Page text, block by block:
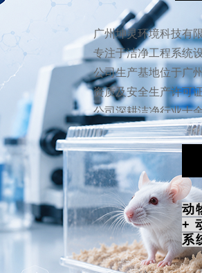
动
+
系
广州坤灵环境科技有
专注于洁净工程系统
公司生产基地位于广
资质及安全生产许可
公司深耕洁净行业十
病理科及PCR实验室
块化洁净室等高标专
主配套的交付模式，
期运维，实现全流程
广州坤灵是广东省实
协会等专业协会的正
海分析生化展、全国
公司以“专业、标准、